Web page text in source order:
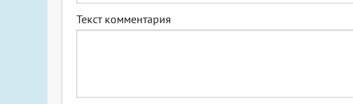
Текст комментария